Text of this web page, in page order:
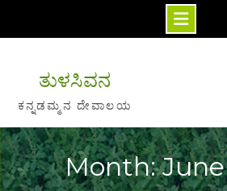
contentತುಳಸಿವನ
ಕನ್ನಡಮ್ಮನ ದೇವಾಲಯ
Month: